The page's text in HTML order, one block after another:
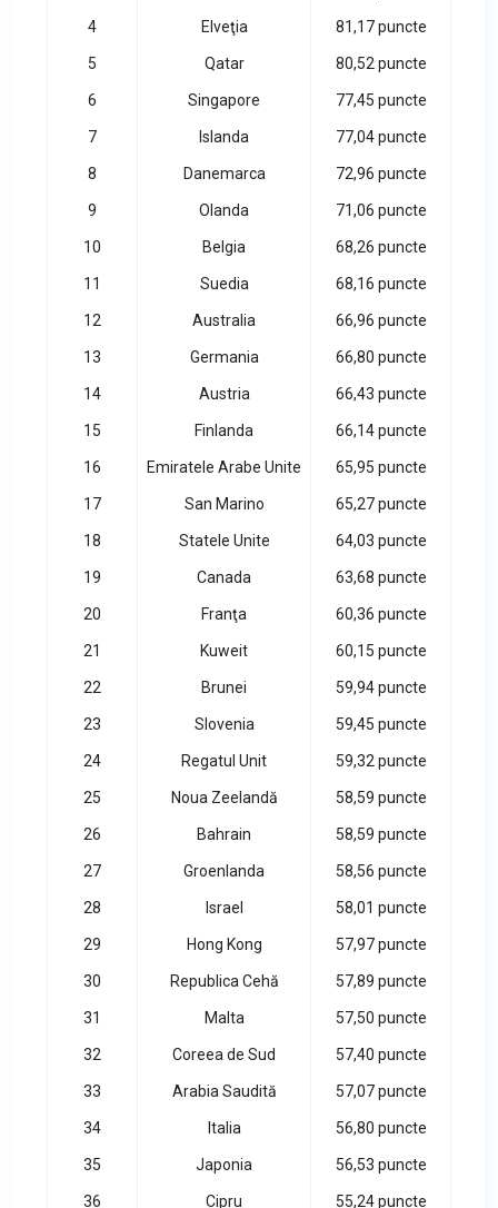
4 Elveţia 81,17 puncte
5 Qatar 80,52 puncte
6 Singapore 77,45 puncte
7 Islanda 77,04 puncte
8 Danemarca 72,96 puncte
9 Olanda 71,06 puncte
10 Belgia 68,26 puncte
11 Suedia 68,16 puncte
12 Australia 66,96 puncte
13 Germania 66,80 puncte
14 Austria 66,43 puncte
15 Finlanda 66,14 puncte
16 Emiratele Arabe Unite 65,95 puncte
17 San Marino 65,27 puncte
18 Statele Unite 64,03 puncte
19 Canada 63,68 puncte
20 Franţa 60,36 puncte
21 Kuweit 60,15 puncte
22 Brunei 59,94 puncte
23 Slovenia 59,45 puncte
24 Regatul Unit 59,32 puncte
25 Noua Zeelandă 58,59 puncte
26 Bahrain 58,59 puncte
27 Groenlanda 58,56 puncte
28 Israel 58,01 puncte
29 Hong Kong 57,97 puncte
30 Republica Cehă 57,89 puncte
31 Malta 57,50 puncte
32 Coreea de Sud 57,40 puncte
33 Arabia Saudită 57,07 puncte
34 Italia 56,80 puncte
35 Japonia 56,53 puncte
36 Cipru 55,24 puncte